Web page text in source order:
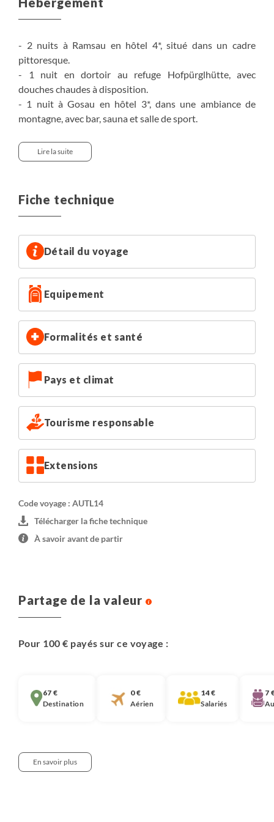
- 2 nuits à Ramsau en hôtel 4*, situé dans un cadre
pittoresque.
- 1 nuit en dortoir au refuge Hofpürglhütte, avec
douches chaudes à disposition.
- 1 nuit à Gosau en hôtel 3*, dans une ambiance de
montagne, avec bar, sauna et salle de sport.
Bad Goisern, sur le lac de Hallstatt.
- 1 nuit à Stoderzinken en maison d'hôtes confortable et
sauna.
Lire la suite
Fiche technique
Détail du voyage
Equipement
Formalités et santé
Pays et climat
Tourisme responsable
Extensions
Code voyage : AUTL14
Télécharger la fiche technique
À savoir avant de partir
Partage de la valeur
Pour 100 € payés sur ce voyage :
67 €
Destination
0 €
Aérien
14 €
Salariés
7
En savoir plus